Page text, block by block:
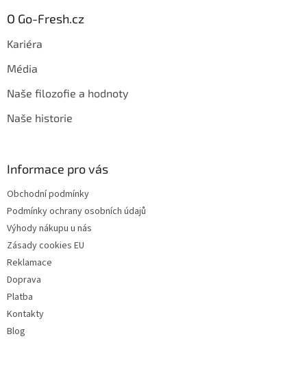
O Go-Fresh.cz
Kariéra
Média
Naše filozofie a hodnoty
Naše historie
Informace pro vás
Obchodní podmínky
Podmínky ochrany osobních údajů
Výhody nákupu u nás
Zásady cookies EU
Reklamace
Doprava
Platba
Kontakty
Blog